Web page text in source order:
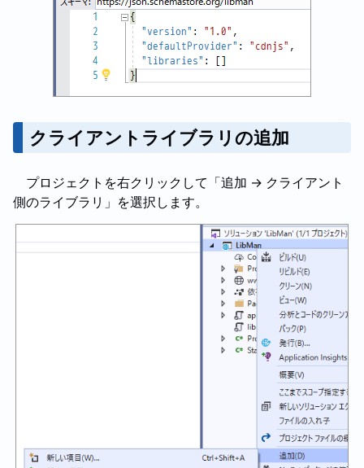
クライアントライブラリの追加
プロジェクトを右クリックして「追加 → クライアント
側のライブラリ」を選択します。